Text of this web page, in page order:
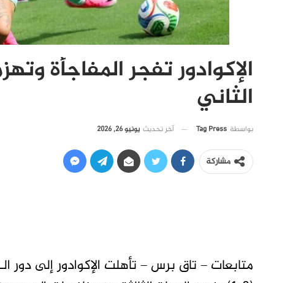
الإكوادور تفجر المفاجأة
الثاني
بواسطة Tag Press آخر تحديث يونيو 26, 2026
مشاركة